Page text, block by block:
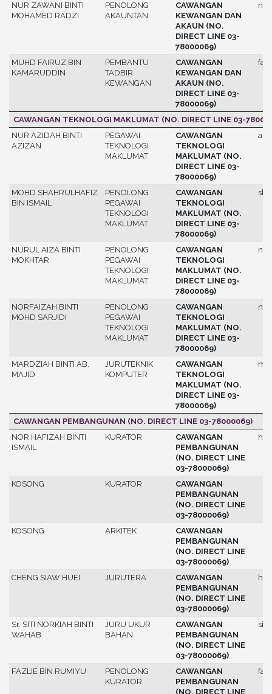
NUR ZAWANI BINTI
MOHAMED RADZI
PENOLONG
AKAUNTAN
CAWANGAN
KEWANGAN DAN
AKAUN (NO.
DIRECT LINE 03-
78000069)
MUHD FAIRUZ BIN
KAMARUDDIN
PEMBANTU
TADBIR
KEWANGAN
CAWANGAN
KEWANGAN DAN
AKAUN (NO.
DIRECT LINE 03-
78000069)
CAWANGAN TEKNOLOGI MAKLUMAT (NO. DIRECT LINE 03-
NUR AZIDAH BINTI
AZIZAN
PEGAWAI
TEKNOLOGI
MAKLUMAT
CAWANGAN
TEKNOLOGI
MAKLUMAT (NO.
DIRECT LINE 03-
78000069)
MOHD SHAHRULHAFIZ
BIN ISMAIL
PENOLONG
PEGAWAI
TEKNOLOGI
MAKLUMAT
CAWANGAN
TEKNOLOGI
MAKLUMAT (NO.
DIRECT LINE 03-
78000069)
NURUL AIZA BINTI
MOKHTAR
PENOLONG
PEGAWAI
TEKNOLOGI
MAKLUMAT
CAWANGAN
TEKNOLOGI
MAKLUMAT (NO.
DIRECT LINE 03-
78000069)
NORFAIZAH BINTI
MOHD SARJIDI
PENOLONG
PEGAWAI
TEKNOLOGI
MAKLUMAT
CAWANGAN
TEKNOLOGI
MAKLUMAT (NO.
DIRECT LINE 03-
78000069)
MARDZIAH BINTI AB.
MAJID
JURUTEKNIK
KOMPUTER
CAWANGAN
TEKNOLOGI
MAKLUMAT (NO.
DIRECT LINE 03-
78000069)
CAWANGAN PEMBANGUNAN (NO. DIRECT LINE 03-78000069)
NOR HAFIZAH BINTI
ISMAIL
KURATOR
CAWANGAN
PEMBANGUNAN
(NO. DIRECT LINE
03-78000069)
KOSONG KURATOR
CAWANGAN
PEMBANGUNAN
(NO. DIRECT LINE
03-78000069)
KOSONG
ARKITEK
CAWANGAN
PEMBANGUNAN
(NO. DIRECT LINE
03-78000069)
CHENG SIAW HUEI
JURUTERA
CAWANGAN
PEMBANGUNAN
(NO. DIRECT LINE
03-78000069)
Sr. SITI NORKIAH BINTI
WAHAB
JURU UKUR
BAHAN
CAWANGAN
PEMBANGUNAN
(NO. DIRECT LINE
03-78000069)
FAZLIE BIN RUMIYU
PENOLONG
KURATOR
CAWANGAN
PEMBANGUNAN
(NO. DIRECT LINE